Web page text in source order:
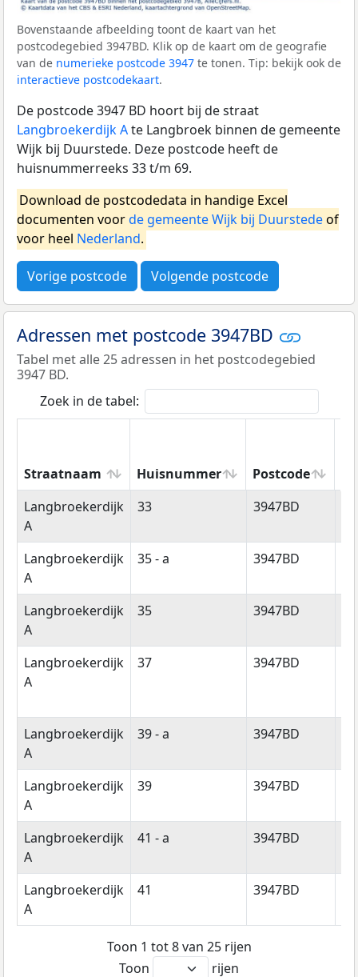
Bovenstaande afbeelding toont de kaart van het
postcodegebied 3947BD. Klik op de kaart om de geografie
van de numerieke postcode 3947 te tonen. Tip: bekijk ook de
interactieve postcodekaart.
De postcode 3947 BD hoort bij de straat
Langbroekerdijk Ate Langbroek binnen de gemeente
Wijk bij Duurstede. Deze postcode heeft de
huisnummerreeks 33 t/m 69.
Download de postcodedata in handige Excel
documenten voorde gemeente Wijk bij Duurstedeof
voor heel Nederland.
Vorige postcode Volgende postcode
Adressen met postcode 3947BD
Tabel met alle 25 adressen in het postcodegebied
3947 BD.
Zoek in de tabel:
Straatnaam Huisnummer Postcode
Straatnaam
Huisnummer Postcode
Langbroekerdijk
A
33 3947BD
Langbroekerdijk
A
35 - a 3947BD
Langbroekerdijk
A
35 3947BD
Langbroekerdijk
A
37 3947BD
Langbroekerdijk
A
39 - a 3947BD
Langbroekerdijk
A
39 3947BD
Langbroekerdijk
A
41 - a 3947BD
Langbroekerdijk
A
41 3947BD
Toon 1 tot 8 van 25 rijen
Toon
rijen